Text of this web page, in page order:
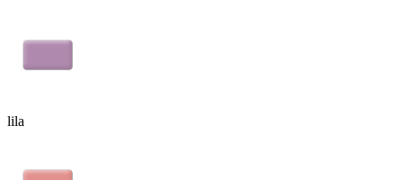
lila